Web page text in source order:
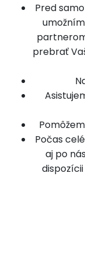
Pred
prebrať
Počas
aj po